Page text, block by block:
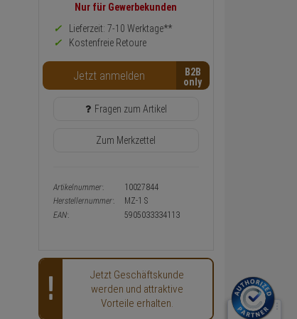
Verfügbakeit
und
Warenkorb-
oder
Konfigurieren-
Button
Nur für Gewerbekunden
Lieferzeit: 7-10 Werktage**
Kostenfreie Retoure
Jetzt anmelden B2B
Fragen zum Artikel
Zum Merkzettel
Artikelnummer:
10027844
Herstellernummer:
MZ-1 S
EAN:
5905033334113
Jetzt Geschäftskunde
werden und attraktive
Vorteile erhalten.